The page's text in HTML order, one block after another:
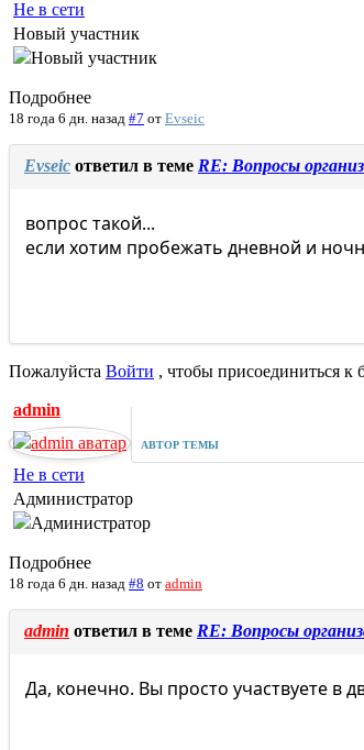
Не в сети
Новый участник
Подробнее
18 года 6 дн. назад #7 от Evseic
Evseic ответил в теме RE: Вопросы
вопрос такой...
если хотим пробежать дневной и
Пожалуйста Войти , чтобы присоединиться к
admin
АВТОР ТЕМЫ
Не в сети
Администратор
Подробнее
18 года 6 дн. назад #8 от admin
admin ответил в теме RE: Вопросы
Да, конечно. Вы просто участвуете в